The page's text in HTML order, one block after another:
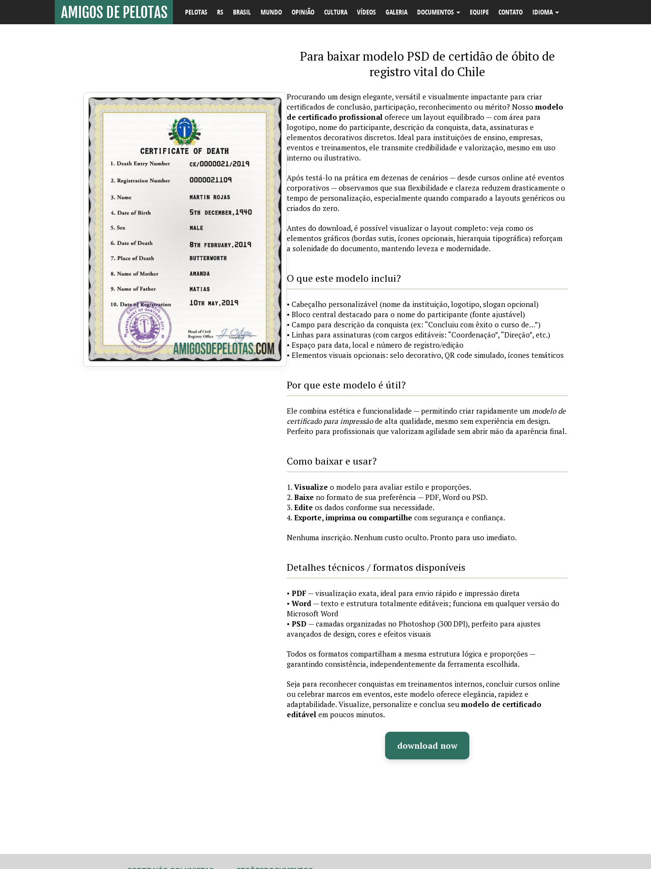
PELOTAS RS BRASIL MUNDO OPINIÃO CULTURA VÍDEOS GALERIA DOCUMENTOS EQUIPE CONTATO IDIOMA
Para baixar modelo PSD de certidão de óbito de
registro vital do Chile
Procurando um design elegante, versátil e visualmente impactante para criar
certificados de conclusão, participação, reconhecimento ou mérito? Nosso modelo
de certificado profissional oferece um layout equilibrado — com área para
logotipo, nome do participante, descrição da conquista, data, assinaturas e
elementos decorativos discretos. Ideal para instituições de ensino, empresas,
eventos e treinamentos, ele transmite credibilidade e valorização, mesmo em uso
interno ou ilustrativo.
Após testá-lo na prática em dezenas de cenários — desde cursos online até eventos
corporativos — observamos que sua flexibilidade e clareza reduzem drasticamente o
tempo de personalização, especialmente quando comparado a layouts genéricos ou
criados do zero.
Antes do download, é possível visualizar o layout completo: veja como os
elementos gráficos (bordas sutis, ícones opcionais, hierarquia tipográfica) reforçam
a solenidade do documento, mantendo leveza e modernidade.
O que este modelo inclui?
• Cabeçalho personalizável (nome da instituição, logotipo, slogan opcional)
• Bloco central destacado para o nome do participante (fonte ajustável)
• Campo para descrição da conquista (ex: “Concluiu com êxito o curso de…”)
• Linhas para assinaturas (com cargos editáveis: “Coordenação”, “Direção”, etc.)
• Espaço para data, local e número de registro/edição
• Elementos visuais opcionais: selo decorativo, QR code simulado, ícones temáticos
Por que este modelo é útil?
Ele combina estética e funcionalidade — permitindo criar rapidamente um modelo de
certificado para impressãode alta qualidade, mesmo sem experiência em design.
Perfeito para profissionais que valorizam agilidade sem abrir mão da aparência final.
Como baixar e usar?
1. Visualize o modelo para avaliar estilo e proporções.
2. Baixe no formato de sua preferência — PDF, Word ou PSD.
3. Edite os dados conforme sua necessidade.
4. Exporte, imprima ou compartilhe com segurança e confiança.
Nenhuma inscrição. Nenhum custo oculto. Pronto para uso imediato.
Detalhes técnicos / formatos disponíveis
• PDF — visualização exata, ideal para envio rápido e impressão direta
• Word — texto e estrutura totalmente editáveis; funciona em qualquer versão do
Microsoft Word
• PSD — camadas organizadas no Photoshop (300 DPI), perfeito para ajustes
avançados de design, cores e efeitos visuais
Todos os formatos compartilham a mesma estrutura lógica e proporções —
garantindo consistência, independentemente da ferramenta escolhida.
Seja para reconhecer conquistas em treinamentos internos, concluir cursos online
ou celebrar marcos em eventos, este modelo oferece elegância, rapidez e
adaptabilidade. Visualize, personalize e conclua seu modelo de certificado
editável em poucos minutos.
download now